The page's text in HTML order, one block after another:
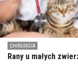
CHIRURGIA
Rany u małych